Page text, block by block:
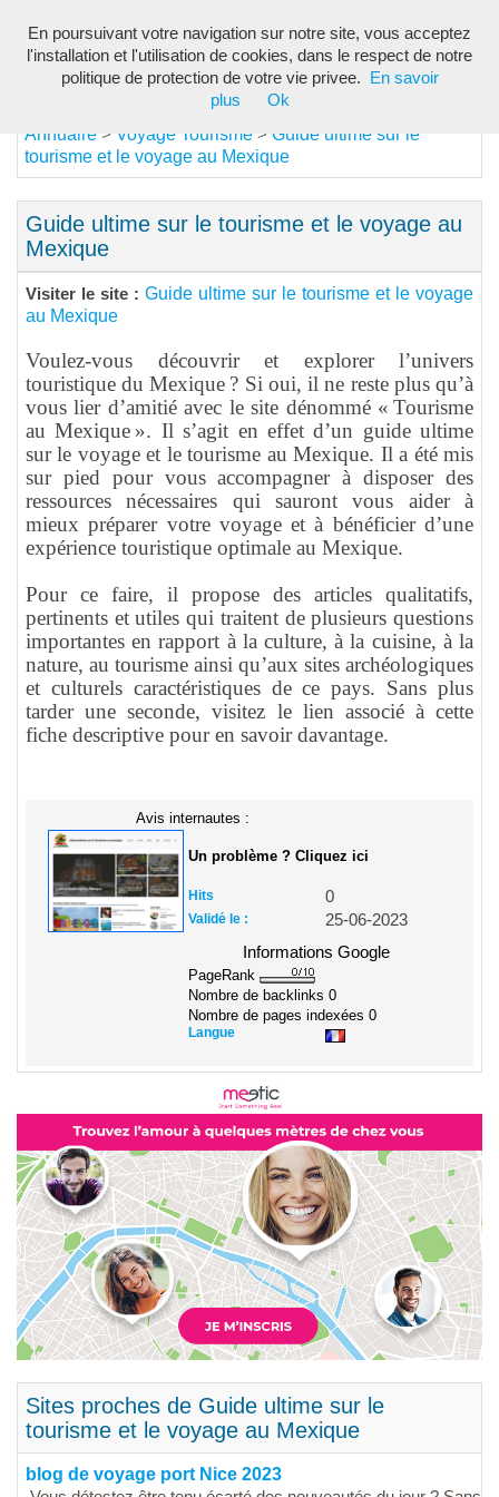
Annuaire > Voyage Tourisme > Guide ultime sur le
tourisme et le voyage au Mexique
Guide ultime sur le tourisme et le voyage au
Mexique
Visiter le site : Guide ultime sur le tourisme et le voyage
au Mexique
Voulez-vous découvrir et explorer l’univers
touristique du Mexique ? Si oui, il ne reste plus qu’à
vous lier d’amitié avec le site dénommé « Tourisme
au Mexique ». Il s’agit en effet d’un guide ultime
sur le voyage et le tourisme au Mexique. Il a été mis
sur pied pour vous accompagner à disposer des
ressources nécessaires qui sauront vous aider à
mieux préparer votre voyage et à bénéficier d’une
expérience touristique optimale au Mexique.
Pour ce faire, il propose des articles qualitatifs,
pertinents et utiles qui traitent de plusieurs questions
importantes en rapport à la culture, à la cuisine, à la
nature, au tourisme ainsi qu’aux sites archéologiques
et culturels caractéristiques de ce pays. Sans plus
tarder une seconde, visitez le lien associé à cette
fiche descriptive pour en savoir davantage.
Avis internautes :
Un problème ? Cliquez ici
Hits 0
Validé le :
25-06-2023
Informations Google
PageRank
Nombre de backlinks 0
Nombre de pages indexées 0
Langue
Sites proches de Guide ultime sur le
tourisme et le voyage au Mexique
blog de voyage port Nice 2023
En poursuivant votre navigation sur notre site, vous acceptez
l'installation et l'utilisation de cookies, dans le respect de notre
politique de protection de votre vie privee.
En savoir
plus
Ok